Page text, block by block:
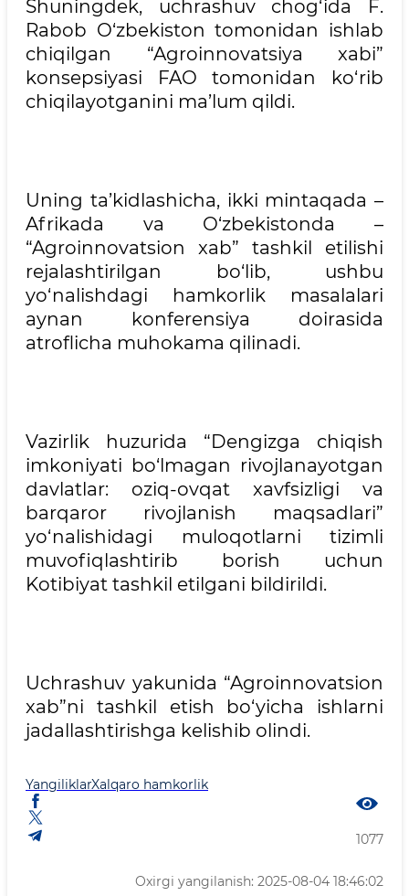
Shuningdek, uchrashuv chog‘ida F.
Rabob O‘zbekiston tomonidan ishlab
chiqilgan “Agroinnovatsiya xabi”
konsepsiyasi FAO tomonidan ko‘rib
chiqilayotganini ma’lum qildi.
Uning ta’kidlashicha, ikki mintaqada –
Afrikada va O‘zbekistonda –
“Agroinnovatsion xab” tashkil etilishi
rejalashtirilgan bo‘lib, ushbu
yo‘nalishdagi hamkorlik masalalari
aynan konferensiya doirasida
atroflicha muhokama qilinadi.
Vazirlik huzurida “Dengizga chiqish
imkoniyati bo‘lmagan rivojlanayotgan
davlatlar: oziq-ovqat xavfsizligi va
barqaror rivojlanish maqsadlari”
yo‘nalishidagi muloqotlarni tizimli
muvofiqlashtirib borish uchun
Kotibiyat tashkil etilgani bildirildi.
Uchrashuv yakunida “Agroinnovatsion
xab”ni tashkil etish bo‘yicha ishlarni
jadallashtirishga kelishib olindi.
YangiliklarXalqaro hamkorlik
1077
Oxirgi yangilanish: 2025-08-04 18:46:02